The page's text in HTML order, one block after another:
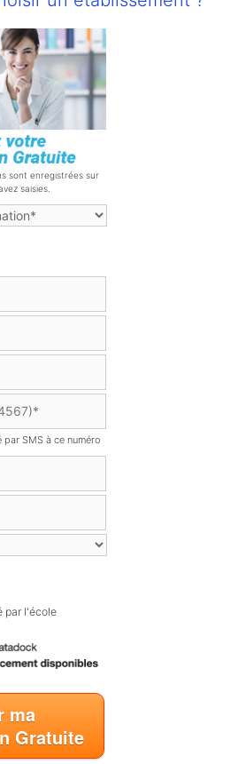
sont enregistrées sur
saisies.
par SMS à ce numéro
par l'école
ma
Gratuite